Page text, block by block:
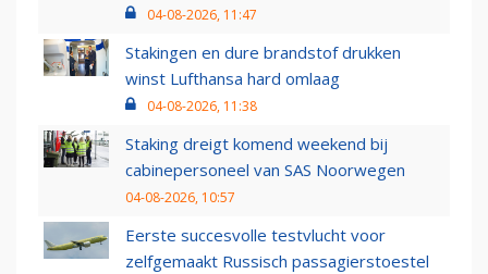
04-08-2026, 11:47
Stakingen en dure brandstof drukken
winst Lufthansa hard omlaag
04-08-2026, 11:38
Staking dreigt komend weekend bij
cabinepersoneel van SAS Noorwegen
04-08-2026, 10:57
Eerste succesvolle testvlucht voor
zelfgemaakt Russisch passagierstoestel